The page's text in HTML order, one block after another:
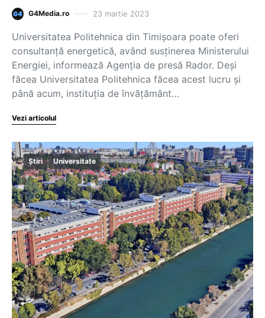
G4Media.ro 23 martie 2023
Universitatea Politehnica din Timișoara poate oferi
consultanță energetică, având susținerea Ministerului
Energiei, informează Agenția de presă Rador. Deși
făcea Universitatea Politehnica făcea acest lucru și
până acum, instituția de învățământ…
Vezi articolul
Știri Universitate